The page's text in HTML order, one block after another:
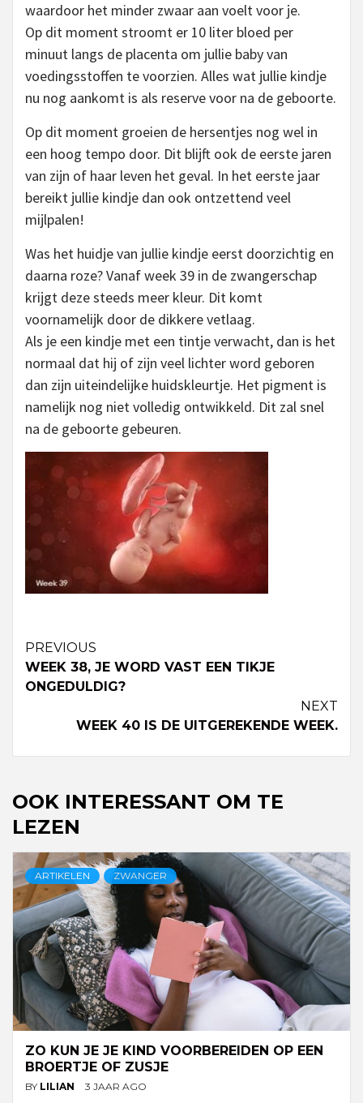
waardoor het minder zwaar aan voelt voor je.
Op dit moment stroomt er 10 liter bloed per
minuut langs de placenta om jullie baby van
voedingsstoffen te voorzien. Alles wat jullie kindje
nu nog aankomt is als reserve voor na de geboorte.
Op dit moment groeien de hersentjes nog wel in
een hoog tempo door. Dit blijft ook de eerste jaren
van zijn of haar leven het geval. In het eerste jaar
bereikt jullie kindje dan ook ontzettend veel
mijlpalen!
Was het huidje van jullie kindje eerst doorzichtig en
daarna roze? Vanaf week 39 in de zwangerschap
krijgt deze steeds meer kleur. Dit komt
voornamelijk door de dikkere vetlaag.
Als je een kindje met een tintje verwacht, dan is het
normaal dat hij of zijn veel lichter word geboren
dan zijn uiteindelijke huidskleurtje. Het pigment is
namelijk nog niet volledig ontwikkeld. Dit zal snel
na de geboorte gebeuren.
Continue
Reading
PREVIOUS
WEEK 38, JE WORD VAST EEN TIKJE
ONGEDULDIG?
NEXT
WEEK 40 IS DE UITGEREKENDE WEEK.
OOK INTERESSANT OM TE
LEZEN
ARTIKELEN ZWANGER
ZO KUN JE JE KIND VOORBEREIDEN OP EEN
BROERTJE OF ZUSJE
BY LILIAN 3 JAAR AGO